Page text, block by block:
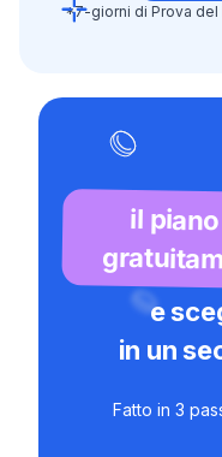
*7-giorni di Prova del
il
e
in un
Fatto in 3